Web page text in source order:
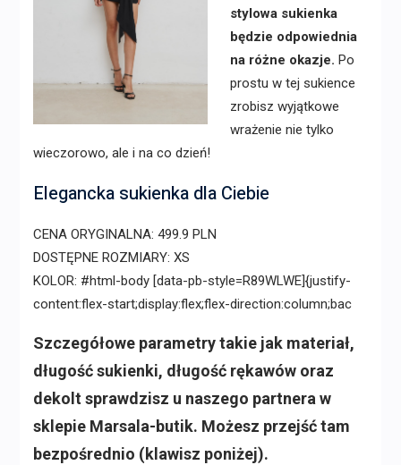
stylowa sukienka
będzie odpowiednia
na różne okazje. Po
prostu w tej sukience
zrobisz wyjątkowe
wrażenie nie tylko
wieczorowo, ale i na co dzień!
Elegancka sukienka dla Ciebie
CENA ORYGINALNA: 499.9 PLN
DOSTĘPNE ROZMIARY: XS
KOLOR: #html-body [data-pb-style=R89WLWE]{justify-
content:flex-start;display:flex;flex-direction:column;bac
Szczegółowe parametry takie jak materiał,
długość sukienki, długość rękawów oraz
dekolt sprawdzisz u naszego partnera w
sklepie Marsala-butik. Możesz przejść tam
bezpośrednio (klawisz poniżej).